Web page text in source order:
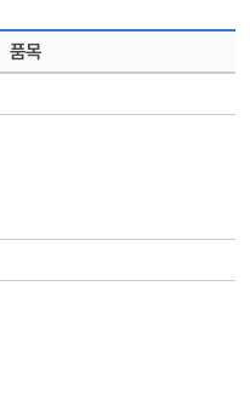
품목